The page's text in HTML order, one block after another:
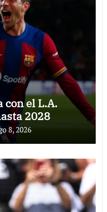
con el L.A.
2028
8, 2026